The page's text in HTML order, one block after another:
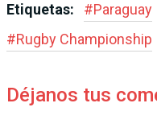
Etiquetas: #Paraguay
#Rugby Champions­hip
Déjanos tus